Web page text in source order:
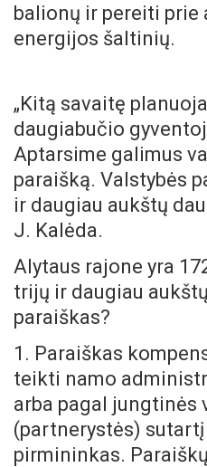
balionų ir pereiti prie
energijos šaltinių.
„Kitą savaitę
daugiabučio
Aptarsime galimus
paraišką. Valstybės
ir daugiau aukštų
J. Kalėda.
Alytaus rajone yra
trijų ir daugiau
paraiškas?
1. Paraiškas
teikti namo
arba pagal jungtinės
(partnerystės)
pirmininkas.